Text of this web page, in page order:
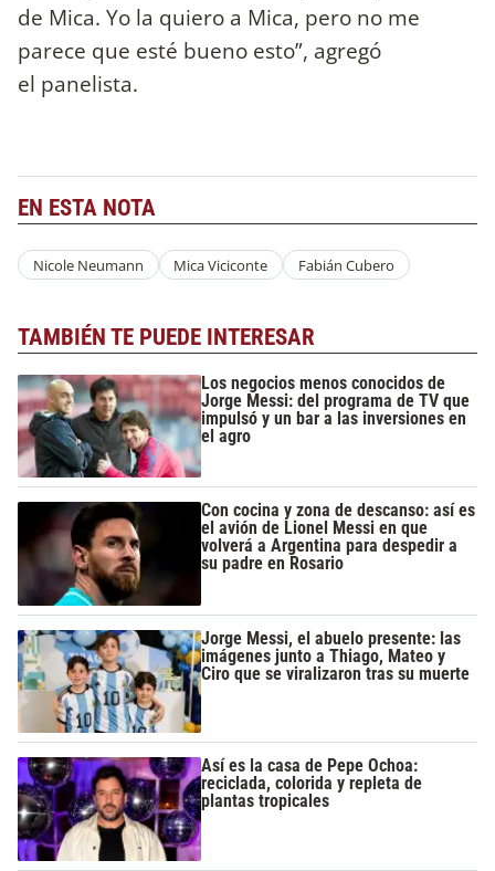
de Mica. Yo la quiero a Mica, pero no me
parece que esté bueno esto”, agregó
el panelista.
EN ESTA NOTA
Nicole Neumann Mica Viciconte Fabián Cubero
TAMBIÉN TE PUEDE INTERESAR
Los negocios menos conocidos de
Jorge Messi: del programa de TV que
impulsó y un bar a las inversiones en
el agro
Con cocina y zona de descanso: así es
el avión de Lionel Messi en que
volverá a Argentina para despedir a
su padre en Rosario
Jorge Messi, el abuelo presente: las
imágenes junto a Thiago, Mateo y
Ciro que se viralizaron tras su muerte
Así es la casa de Pepe Ochoa:
reciclada, colorida y repleta de
plantas tropicales